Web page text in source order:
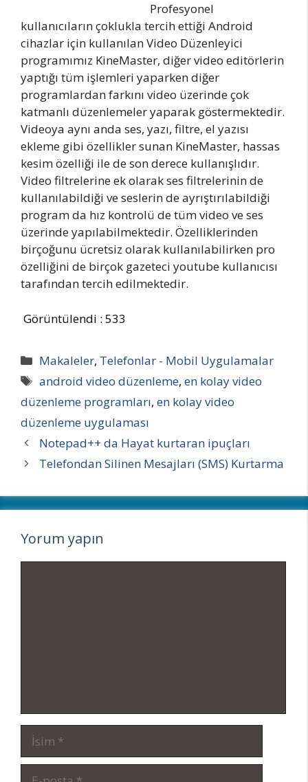
Profesyonel
kullanıcıların çoklukla tercih ettiği Android
cihazlar için kullanılan Video Düzenleyici
programımız KineMaster, diğer video editörlerin
yaptığı tüm işlemleri yaparken diğer
programlardan farkını video üzerinde çok
katmanlı düzenlemeler yaparak göstermektedir.
Videoya aynı anda ses, yazı, filtre, el yazısı
ekleme gibi özellikler sunan KineMaster, hassas
kesim özelliği ile de son derece kullanışlıdır.
Video filtrelerine ek olarak ses filtrelerinin de
kullanılabildiği ve seslerin de ayrıştırılabildiği
program da hız kontrolü de tüm video ve ses
üzerinde yapılabilmektedir. Özelliklerinden
birçoğunu ücretsiz olarak kullanılabilirken pro
özelliğini de birçok gazeteci youtube kullanıcısı
tarafından tercih edilmektedir.
Görüntülendi : 533
Kategoriler
Makaleler, Telefonlar - Mobil Uygulamalar
Etiketler
android video düzenleme,en kolay video
düzenleme programları, en kolay video
düzenleme uygulaması
Notepad++ da Hayat kurtaran ipuçları
Telefondan Silinen Mesajları (SMS) Kurtarma
Yorum yapın
İsim